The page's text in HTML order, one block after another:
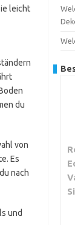
leicht
du
von
Es
nach
und